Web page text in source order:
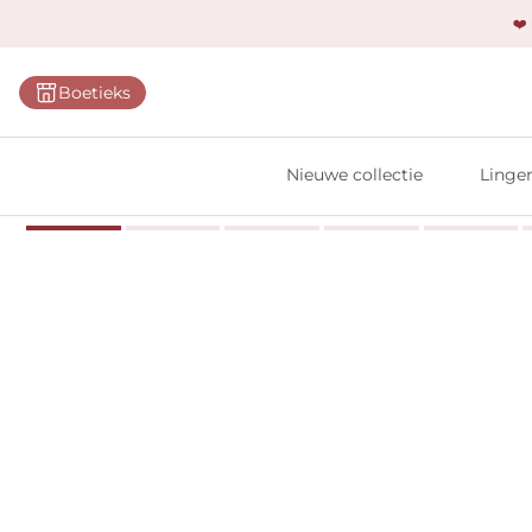
❤️
Boetieks
Nieuwe collectie